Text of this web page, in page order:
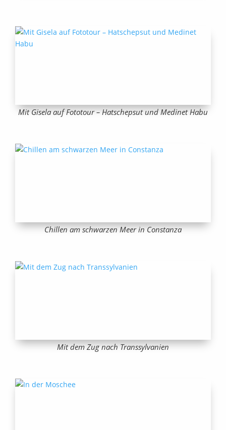
Mit Gisela auf Fototour – Hatschepsut und Medinet Habu
Chillen am schwarzen Meer in Constanza
Mit dem Zug nach Transsylvanien